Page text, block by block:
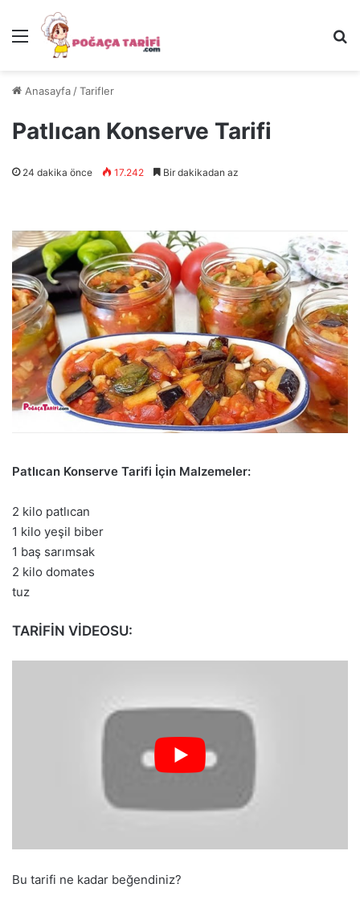
Menü
Anasayfa /Tarifler
Patlıcan Konserve Tarifi
24 dakika önce 17.242 Bir dakikadan az
Patlıcan Konserve Tarifi İçin Malzemeler:
2 kilo patlıcan
1 kilo yeşil biber
1 baş sarımsak
2 kilo domates
tuz
TARİFİN VİDEOSU:
Bu tarifi ne kadar beğendiniz?